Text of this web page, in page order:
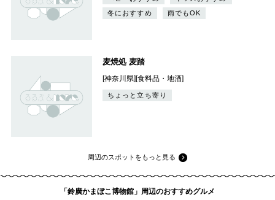
冬におすすめ
雨でもOK
麦焼処 麦踏
[神奈川県][食料品・地酒]
ちょっと立ち寄り
周辺のスポットをもっと見る
「鈴廣かまぼこ博物館」周辺のおすすめグルメ